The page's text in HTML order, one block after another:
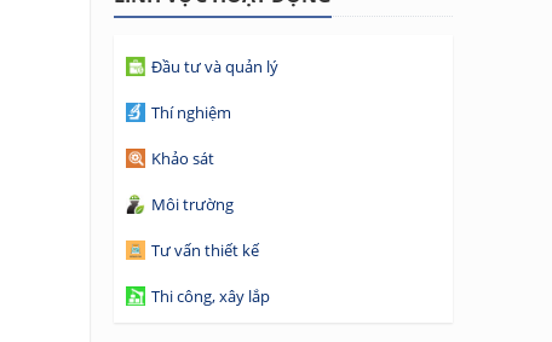
Đầu tư và quản lý
Thí nghiệm
Khảo sát
Môi trường
Tư vấn thiết kế
Thi công, xây lắp